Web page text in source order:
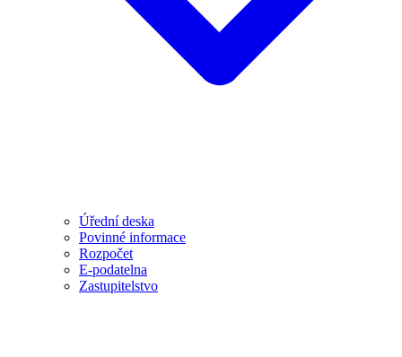
Úřední deska
Povinné informace
Rozpočet
E-podatelna
Zastupitelstvo